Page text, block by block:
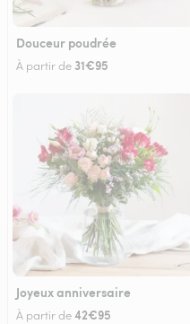
Douceur poudrée
À partir de 31€95
Joyeux anniversaire
À partir de42€95